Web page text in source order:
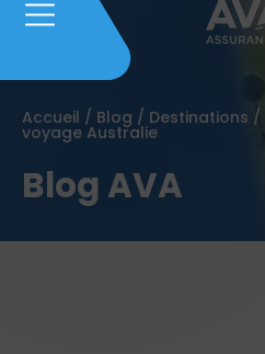
Accueil / Blog / Destinations /
voyage Australie
Blog AVA